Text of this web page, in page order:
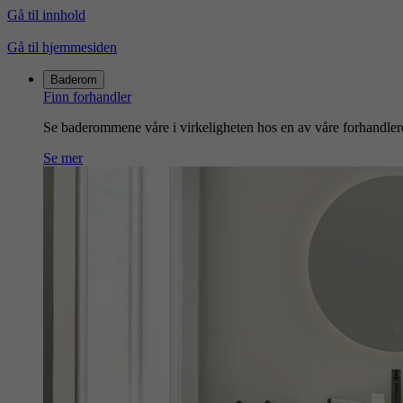
Gå til innhold
Gå til hjemmesiden
Baderom
Finn forhandler
Se baderommene våre i virkeligheten hos en av våre
Se mer